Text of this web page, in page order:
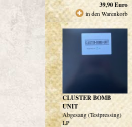
39,90Euro
in den Warenkorb
CLUSTER BOMB
UNIT
Abgesang (Testpressing)
LP